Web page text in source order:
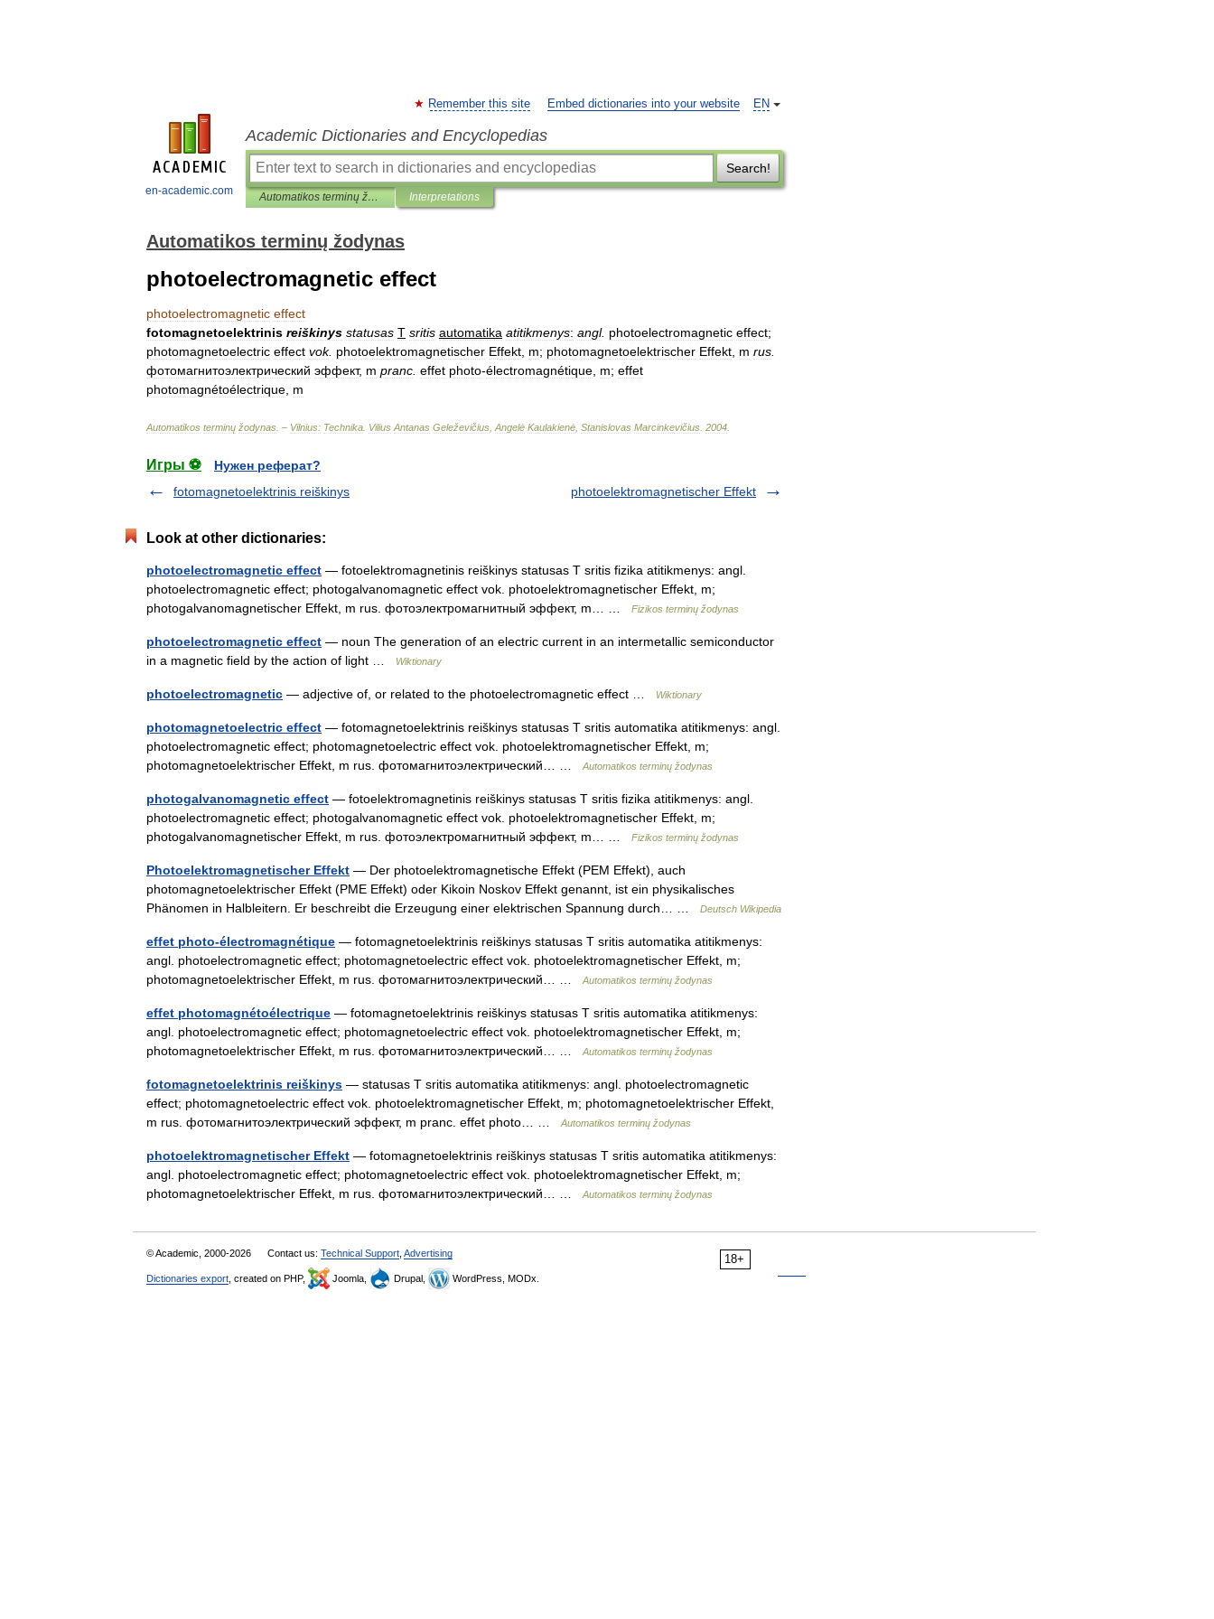
en-academic.com
EN
Remember this site Embed dictionaries into your website
Academic Dictionaries and Encyclopedias
Search!
Automatikos terminų žodynas Interpretations
Automatikos terminų žodynas
photoelectromagnetic effect
photoelectromagnetic effect
fotomagnetoelektrinis reiškinys statusas T sritis automatika atitikmenys: angl. photoelectromagnetic effect;
photomagnetoelectric effect vok. photoelektromagnetischer Effekt m; photomagnetoelektrischer Effekt m rus
фотомагнитоэлектрический эффект, m pranc effet photo-électromagnétique m; effet
photomagnétoélectrique m
Automatikos terminų žodynas . – Vilnius: Technika Vilius Antanas Geleževičius Angelė Kaulakienė Stanislovas Marcinkevičius 2004
Игры ⚽
Нужен реферат?
fotomagnetoelektrinis reiškinys
photoelektromagnetischer Effekt
Look at other dictionaries:
photoelectromagnetic effect — fotoelektromagnetinis reiškinys statusas T sritis fizika atitikmenys: angl.
photoelectromagnetic effect; photogalvanomagnetic effect vok. photoelektromagnetischer Effekt, m;
photogalvanomagnetischer Effekt, m rus. фотоэлектромагнитный эффект, m… …
Fizikos terminų žodynas
photoelectromagnetic effect — noun The generation of an electric current in an intermetallic semiconductor
in a magnetic field by the action of light …
Wiktionary
photoelectromagnetic — adjective of, or related to the photoelectromagnetic effect … Wiktionary
photomagnetoelectric effect — fotomagnetoelektrinis reiškinys statusas T sritis automatika atitikmenys: angl.
photoelectromagnetic effect; photomagnetoelectric effect vok. photoelektromagnetischer Effekt, m;
photomagnetoelektrischer Effekt, m rus. фотомагнитоэлектрический… …
Automatikos terminų žodynas
photogalvanomagnetic effect — fotoelektromagnetinis reiškinys statusas T sritis fizika atitikmenys: angl.
photoelectromagnetic effect; photogalvanomagnetic effect vok. photoelektromagnetischer Effekt, m;
photogalvanomagnetischer Effekt, m rus. фотоэлектромагнитный эффект, m… …
Fizikos terminų žodynas
Photoelektromagnetischer Effekt — Der photoelektromagnetische Effekt (PEM Effekt), auch
photomagnetoelektrischer Effekt (PME Effekt) oder Kikoin Noskov Effekt genannt, ist ein physikalisches
Phänomen in Halbleitern. Er beschreibt die Erzeugung einer elektrischen Spannung durch… …
Deutsch Wikipedia
effet photo-électromagnétique — fotomagnetoelektrinis reiškinys statusas T sritis automatika atitikmenys:
angl. photoelectromagnetic effect; photomagnetoelectric effect vok. photoelektromagnetischer Effekt, m;
photomagnetoelektrischer Effekt, m rus. фотомагнитоэлектрический… …
Automatikos terminų žodynas
effet photomagnétoélectrique — fotomagnetoelektrinis reiškinys statusas T sritis automatika atitikmenys:
angl. photoelectromagnetic effect; photomagnetoelectric effect vok. photoelektromagnetischer Effekt, m;
photomagnetoelektrischer Effekt, m rus. фотомагнитоэлектрический… …
Automatikos terminų žodynas
fotomagnetoelektrinis reiškinys — statusas T sritis automatika atitikmenys: angl. photoelectromagnetic
effect; photomagnetoelectric effect vok. photoelektromagnetischer Effekt, m; photomagnetoelektrischer Effekt,
m rus. фотомагнитоэлектрический эффект, m pranc. effet photo… …
Automatikos terminų žodynas
photoelektromagnetischer Effekt — fotomagnetoelektrinis reiškinys statusas T sritis automatika atitikmenys:
angl. photoelectromagnetic effect; photomagnetoelectric effect vok. photoelektromagnetischer Effekt, m;
photomagnetoelektrischer Effekt, m rus. фотомагнитоэлектрический… …
Automatikos terminų žodynas
18+
© Academic, 2000-2026 Contact us: Technical Support Advertising
Dictionaries export , created on PHP, Joomla, Drupal, WordPress, MODx.